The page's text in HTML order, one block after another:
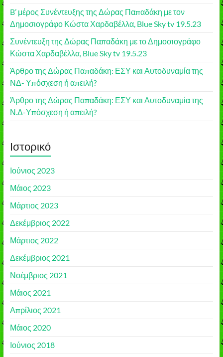
B’ μέρος Συνέντευξης της Δώρας Παπαδάκη με τον
Δημοσιογράφο Κώστα Χαρδαβέλλα, Blue Sky tv 19.5.23
Συνέντευξη της Δώρας Παπαδάκη με το Δημοσιογράφο
Κώστα Χαρδαβέλλα, Blue Sky tv 19.5.23
Άρθρο της Δώρας Παπαδάκη: ΕΣΥ και Αυτοδυναμία της
ΝΔ- Υπόσχεση ή απειλή?
Άρθρο της Δώρας Παπαδάκη: ΕΣΥ και Αυτοδυναμία της
Ν.Δ-Υπόσχεση ή απειλή?
Ιστορικό
Ιούνιος 2023
Μάιος 2023
Μάρτιος 2023
Δεκέμβριος 2022
Μάρτιος 2022
Δεκέμβριος 2021
Νοέμβριος 2021
Μάιος 2021
Απρίλιος 2021
Μάιος 2020
Ιούνιος 2018